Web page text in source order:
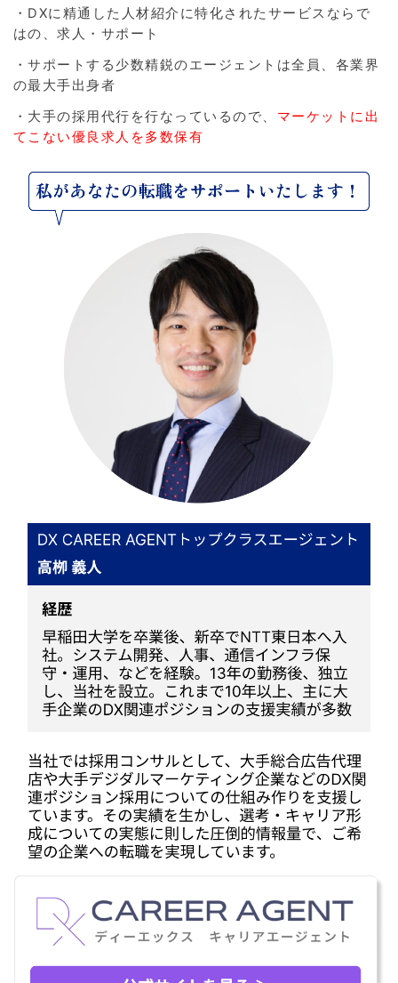
・DXに精通した人材紹介に特化されたサービスならで
はの、求人・サポート
・サポートする少数精鋭のエージェントは全員、各業界
の最大手出身者
・大手の採用代行を行なっているので、 マーケットに出
てこない優良求人を多数保有